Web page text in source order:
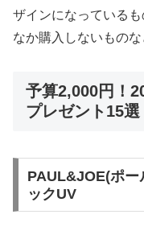
ザインになっている
なか購入しないものな
予算2,000円！
プレゼント15選
PAUL&JOE(ポー
ックUV